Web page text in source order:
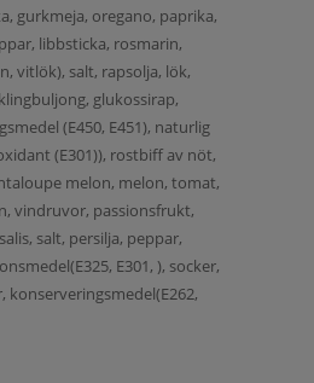
gurkmeja, oregano, paprika,
libbsticka, rosmarin,
vitlök), salt, rapsolja, lök,
glukossirap,
(E450, E451), naturlig
(E301)), rostbiff av nöt,
melon, melon, tomat,
vindruvor, passionsfrukt,
salt, persilja, peppar,
E301, ), socker,
konserveringsmedel(E262,